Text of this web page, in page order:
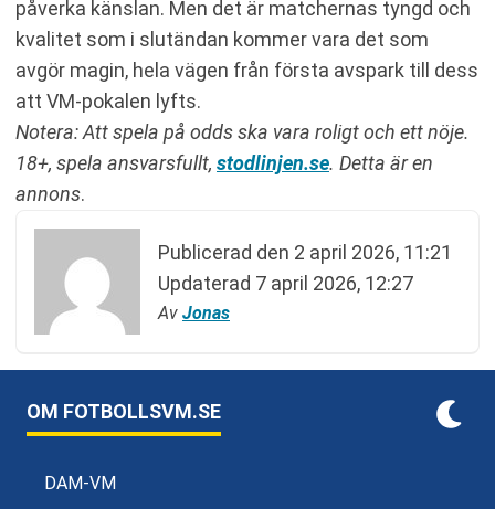
påverka känslan. Men det är matchernas tyngd och
kvalitet som i slutändan kommer vara det som
avgör magin, hela vägen från första avspark till dess
att VM-pokalen lyfts.
Notera: Att spela på odds ska vara roligt och ett nöje.
18+, spela ansvarsfullt, stodlinjen.se. Detta är en
annons.
Publicerad den 2 april 2026, 11:21
Updaterad 7 april 2026, 12:27
Av Jonas
OM FOTBOLLSVM.SE
DAM-VM